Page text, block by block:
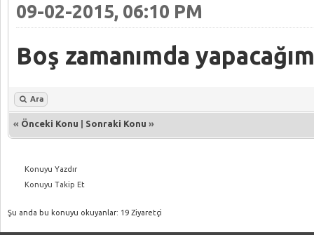
09-02-2015, 06:10 PM
Boş zamanımda
Ara
« Önceki Konu Sonraki Konu »
Konuyu Yazdır
Konuyu Takip Et
Şu anda bu konuyu okuyanlar: 19 Ziyaretçi